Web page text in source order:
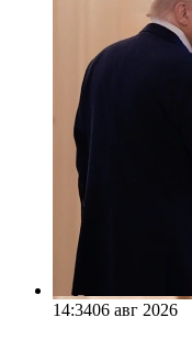
14:3406 авг 2026